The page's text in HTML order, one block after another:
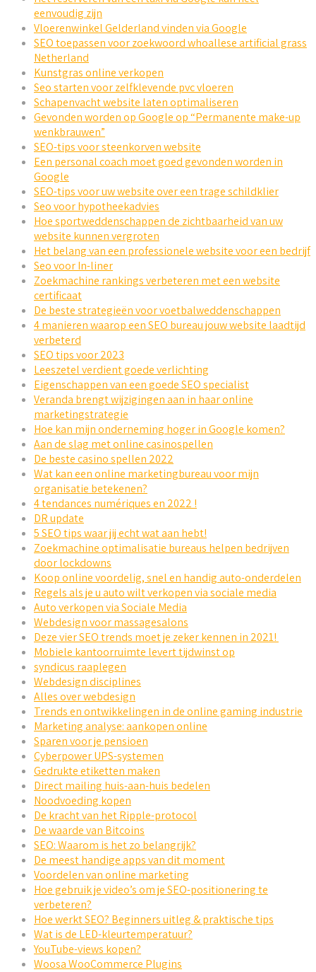
eenvoudig zijn
Vloerenwinkel Gelderland vinden via Google
SEO toepassen voor zoekwoord whoallese artificial grass
Netherland
Kunstgras online verkopen
Seo starten voor zelfklevende pvc vloeren
Schapenvacht website laten optimaliseren
Gevonden worden op Google op “Permanente make-up
wenkbrauwen”
SEO-tips voor steenkorven website
Een personal coach moet goed gevonden worden in
Google
SEO-tips voor uw website over een trage schildklier
Seo voor hypotheekadvies
Hoe sportweddenschappen de zichtbaarheid van uw
website kunnen vergroten
Het belang van een professionele website voor een bedrijf
Seo voor In-liner
Zoekmachine rankings verbeteren met een website
certificaat
De beste strategieën voor voetbalweddenschappen
4 manieren waarop een SEO bureau jouw website laadtijd
verbeterd
SEO tips voor 2023
Leeszetel verdient goede verlichting
Eigenschappen van een goede SEO specialist
Veranda brengt wijzigingen aan in haar online
marketingstrategie
Hoe kan mijn onderneming hoger in Google komen?
Aan de slag met online casinospellen
De beste casino spellen 2022
Wat kan een online marketingbureau voor mijn
organisatie betekenen?
4 tendances numériques en 2022 !
DR update
5 SEO tips waar jij echt wat aan hebt!
Zoekmachine optimalisatie bureaus helpen bedrijven
door lockdowns
Koop online voordelig, snel en handig auto-onderdelen
Regels als je u auto wilt verkopen via sociale media
Auto verkopen via Sociale Media
Webdesign voor massagesalons
Deze vier SEO trends moet je zeker kennen in 2021!
Mobiele kantoorruimte levert tijdwinst op
syndicus raaplegen
Webdesign disciplines
Alles over webdesign
Trends en ontwikkelingen in de online gaming industrie
Marketing analyse: aankopen online
Sparen voor je pensioen
Cyberpower UPS-systemen
Gedrukte etiketten maken
Direct mailing huis-aan-huis bedelen
Noodvoeding kopen
De kracht van het Ripple-protocol
De waarde van Bitcoins
SEO: Waarom is het zo belangrijk?
De meest handige apps van dit moment
Voordelen van online marketing
Hoe gebruik je video’s om je SEO-positionering te
verbeteren?
Hoe werkt SEO? Beginners uitleg & praktische tips
Wat is de LED-kleurtemperatuur?
YouTube-views kopen?
Woosa WooCommerce Plugins